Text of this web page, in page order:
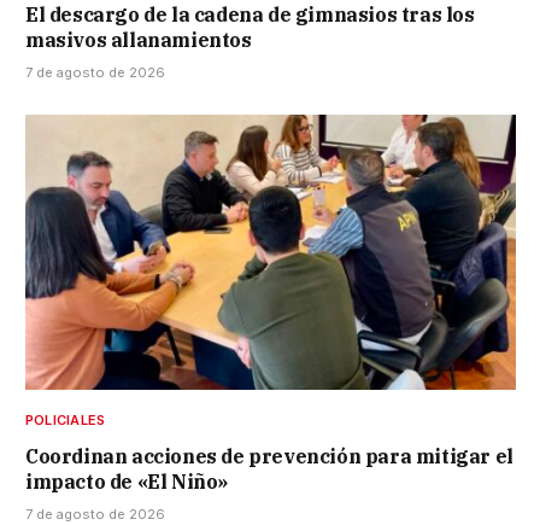
El descargo de la cadena de gimnasios tras los
masivos allanamientos
7 de agosto de 2026
POLICIALES
Coordinan acciones de prevención para mitigar el
impacto de «El Niño»
7 de agosto de 2026